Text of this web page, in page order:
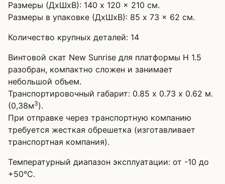
Размеры (ДхШхВ): 140 x 120 x 210 см.
Размеры в упаковке (ДхШхВ): 85 x 73 x 62 см.
Количество крупных деталей: 14
Винтовой скат New Sunrise для платформы H 1.5
разобран, компактно сложен и занимает
небольшой объем.
Транспортировочный габарит: 0.85 х 0.73 х 0.62 м.
(0,38м3).
При отправке через транспортную компанию
требуется жесткая обрешетка (изготавливает
транспортная компания).
Температурный диапазон эксплуатации: от -10 до
+50°C.